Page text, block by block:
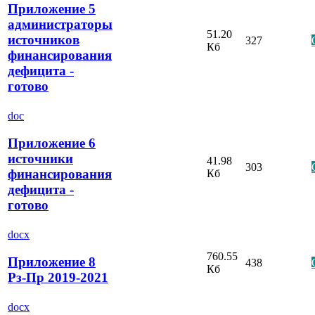
Приложение 5
администраторы
источников
финансирования
дефицита -
готово
51.20
Кб
327
doc
Приложение 6
источники
финансирования
дефицита -
готово
41.98
Кб
303
docx
Приложение 8
Рз-Пр 2019-2021
760.55
Кб
438
docx